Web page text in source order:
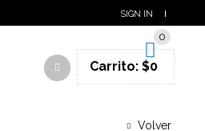
SIGN IN
0
Carrito: $0
Volver